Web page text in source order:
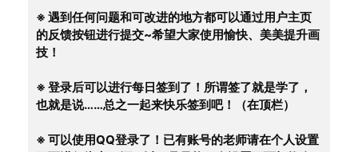
※ 遇到任何问题和可改进的地方都可以通过用户主页
的反馈按钮进行提交~希望大家使用愉快、美美提升画
技！
※ 登录后可以进行每日签到了！所谓签了就是学了，
也就是说……总之一起来快乐签到吧！（在顶栏）
※ 可以使用QQ登录了！已有账号的老师请在个人设置